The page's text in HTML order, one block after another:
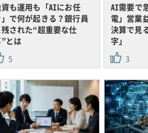
も運用も「AIにお任
で何が起きる？銀行員
された“超重要な仕
とは
5
AI需要で
電」営業
決算で見
字」
3